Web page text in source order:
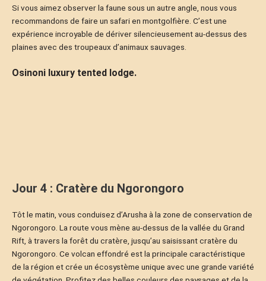
Si vous aimez observer la faune sous un autre angle, nous vous
recommandons de faire un safari en montgolfière. C’est une
expérience incroyable de dériver silencieusement au-dessus des
plaines avec des troupeaux d’animaux sauvages.
Osinoni luxury tented lodge.
Jour 4 : Cratère du Ngorongoro
Tôt le matin, vous conduisez d’Arusha à la zone de conservation de
Ngorongoro. La route vous mène au-dessus de la vallée du Grand
Rift, à travers la forêt du cratère, jusqu’au saisissant cratère du
Ngorongoro. Ce volcan effondré est la principale caractéristique
de la région et crée un écosystème unique avec une grande variété